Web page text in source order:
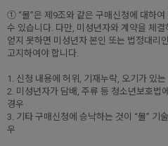
① “몰”은 제9조와 같은 구매신청에 대하
수 있습니다. 다만, 미성년자와 계약을 체
얻지 못하면 미성년자 본인 또는 법정대리
고지하여야 합니다.
1. 신청 내용에 허위, 기재누락, 오기가 있는
2. 미성년자가 담배, 주류 등 청소년보호법
경우
3. 기타 구매신청에 승낙하는 것이 “몰” 기
우